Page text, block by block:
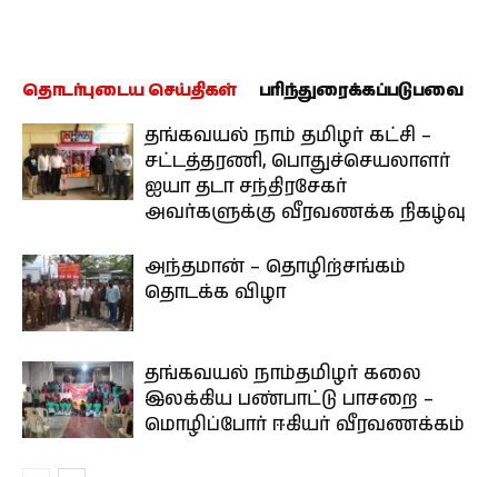
தொடர்புடைய செய்திகள் பரிந்துரைக்கப்படுபவை
தங்கவயல் நாம் தமிழர் கட்சி –
சட்டத்தரணி, பொதுச்செயலாளர்
ஐயா தடா சந்திரசேகர்
அவர்களுக்கு வீரவணக்க நிகழ்வு
அந்தமான் – தொழிற்சங்கம்
தொடக்க விழா
தங்கவயல் நாம்தமிழர் கலை
இலக்கிய பண்பாட்டு பாசறை –
மொழிப்போர் ஈகியர் வீரவணக்கம்